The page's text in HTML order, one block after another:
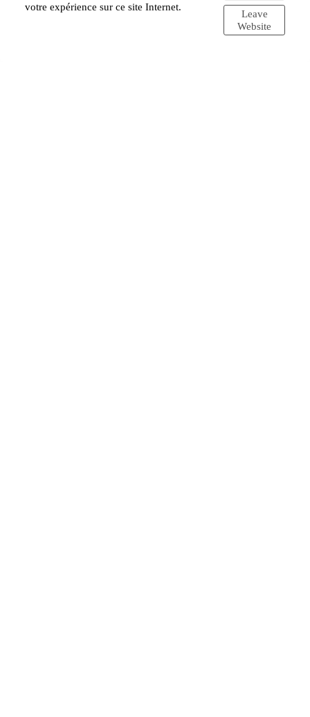
votre expérience sur ce site Internet.
Leave
Website